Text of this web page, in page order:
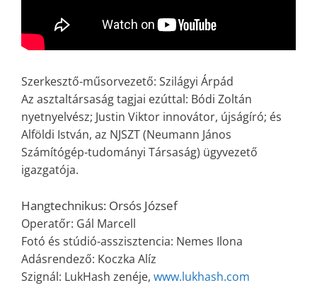
Szerkesztő-műsorvezető: Szilágyi Árpád
Az asztaltársaság tagjai ezúttal: Bódi Zoltán
nyetnyelvész; Justin Viktor innovátor, újságíró; és
Alföldi István, az NJSZT (Neumann János
Számítógép-tudományi Társaság) ügyvezető
igazgatója.
Hangtechnikus: Orsós József
Operatőr: Gál Marcell
Fotó és stúdió-asszisztencia: Nemes Ilona
Adásrendező: Koczka Alíz
Szignál: LukHash zenéje, www.lukhash.com